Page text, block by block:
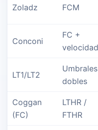
Zoladz FCM
Conconi
FC +
velocidad
LT1/LT2
Umbrales
dobles
Coggan
(FC)
LTHR /
FTHR